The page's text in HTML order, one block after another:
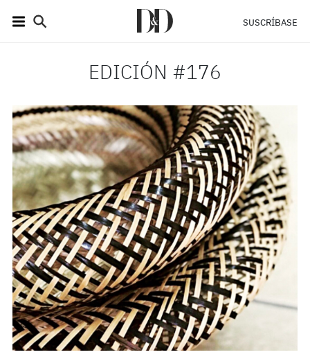
SUSCRÍBASE
EDICIÓN #176